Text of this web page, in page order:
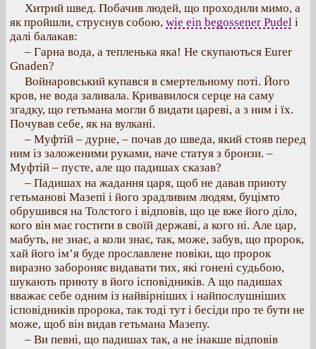
Хитрий швед. Побачив людей, що проходили мимо, а
як пройшли, струснув собою, wie ein begossener Pudel і
далі балакав:
– Гарна вода, а тепленька яка! Не скупаються Eurer
Gnaden?
Войнаровський купався в смертельному поті. Його
кров, не вода заливала. Кривавилося серце на саму
згадку, що гетьмана могли б видати цареві, а з ним і їх.
Почував себе, як на вулкані.
– Муфтій – дурне, – почав до шведа, який стояв перед
ним із заложеними руками, наче статуя з бронзи. –
Муфтій – пусте, але що падишах сказав?
– Падишах на жадання царя, щоб не давав приюту
гетьманові Мазепі і його зрадливим людям, буцімто
обрушився на Толстого і відповів, що це вже його діло,
кого він має гостити в своїй державі, а кого ні. Але цар,
мабуть, не знає, а коли знає, так, може, забув, що пророк,
хай його ім’я буде прославлене повіки, що пророк
виразно забороняє видавати тих, які гонені судьбою,
шукають приюту в його ісповідників. А що падишах
вважає себе одним із найвірніших і найпослушніших
ісповідників пророка, так тоді тут і бесіди про те бути не
може, щоб він видав гетьмана Мазепу.
– Ви певні, що падишах так, а не інакше відповів